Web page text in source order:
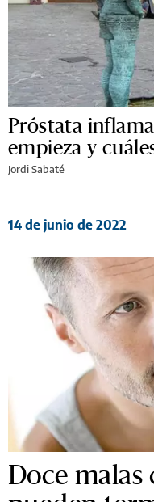
Próstata
empieza y
Jordi Sabaté
14 de junio de 2022
Doce